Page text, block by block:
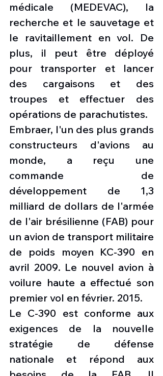
médicale (MEDEVAC), la
recherche et le sauvetage et
le ravitaillement en vol. De
plus, il peut être déployé
pour transporter et lancer
des cargaisons et des
troupes et effectuer des
opérations de parachutistes.
Embraer, l'un des plus grands
constructeurs d'avions au
monde, a reçu une
commande de
développement de 1,3
milliard de dollars de l'armée
de l'air brésilienne (FAB) pour
un avion de transport militaire
de poids moyen KC-390 en
avril 2009. Le nouvel avion à
voilure haute a effectué son
premier vol en février. 2015.
Le C-390 est conforme aux
exigences de la nouvelle
stratégie de défense
nationale et répond aux